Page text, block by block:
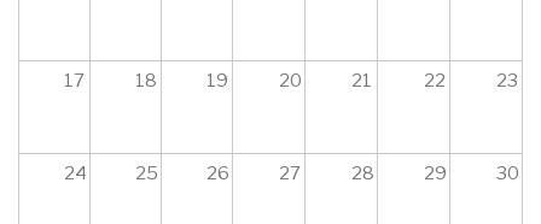
17 18 19 20 21 22 23
24 25 26 27 28 29 30